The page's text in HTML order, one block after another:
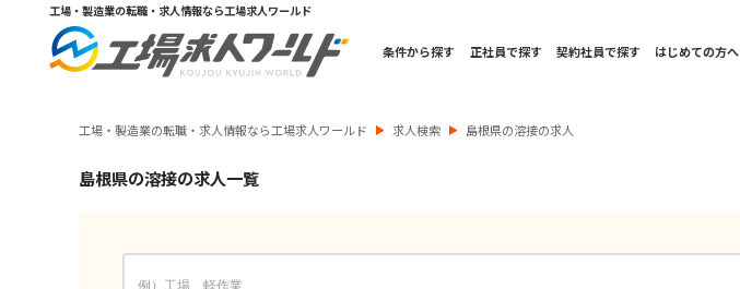
工場・製造業の転職・求人情報なら工場求人ワールド
条件から探す 正社員で探す 契約社員で探す はじめての方へ
工場・製造業の転職・求人情報なら工場求人ワールド 求人検索 島根県の溶接の求人
島根県の溶接の求人一覧